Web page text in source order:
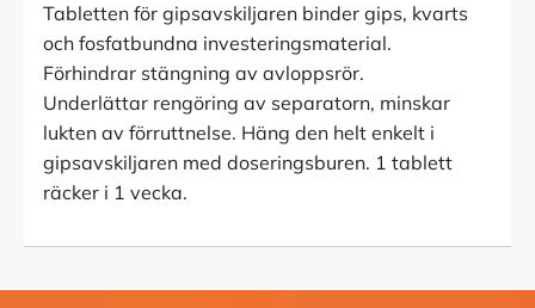
Tabletten för gipsavskiljaren binder gips, kvarts
och fosfatbundna investeringsmaterial.
Förhindrar stängning av avloppsrör.
Underlättar rengöring av separatorn, minskar
lukten av förruttnelse. Häng den helt enkelt i
gipsavskiljaren med doseringsburen. 1 tablett
räcker i 1 vecka.